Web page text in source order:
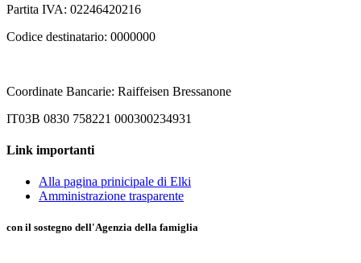
Partita IVA: 02246420216
Codice destinatario: 0000000
Coordinate Bancarie: Raiffeisen Bressanone
IT03B 0830 758221 000300234931
Link importanti
Alla pagina prinicipale di Elki
Amministrazione trasparente
con il sostegno dell'Agenzia della famiglia